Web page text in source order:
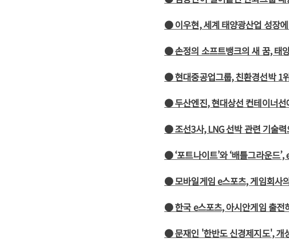
● 이우현, 세계 태양광산업 성장
● 손정의 소프트뱅크의 새 꿈, 태
● 현대중공업그룹, 친환경선박 1
● 두산엔진, 현대상선 컨테이너
● 조선3사, LNG 선박 관련 기술
● ‘포트나이트’와 ‘배틀그라운드
● 모바일게임 e스포츠, 게임회사
● 한국 e스포츠, 아시안게임 출전
● 문재인 '한반도 신경제지도', 개